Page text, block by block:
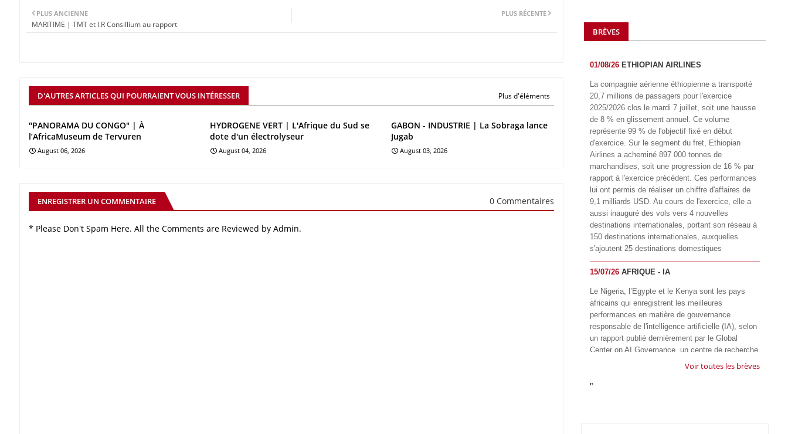
PLUS RÉCENTE
PLUS ANCIENNE
MARITIME | TMT et I.R Consillium au rapport
D'AUTRES ARTICLES QUI POURRAIENT VOUS INTÉRESSER Plus d'éléments
"PANORAMA DU CONGO" | À
l’AfricaMuseum de Tervuren
August 06, 2026
HYDROGENE VERT | L'Afrique du Sud se
dote d'un électrolyseur
August 04, 2026
GABON - INDUSTRIE | La Sobraga lance
Jugab
August 03, 2026
ENREGISTRER UN COMMENTAIRE 0 Commentaires
* Please Don't Spam Here. All the Comments are Reviewed by Admin.
BRÈVES
01/08/26 ETHIOPIAN AIRLINES
La compagnie aérienne éthiopienne a transporté
20,7 millions de passagers pour l'exercice
2025/2026 clos le mardi 7 juillet, soit une hausse
de 8 % en glissement annuel. Ce volume
représente 99 % de l'objectif fixé en début
d'exercice. Sur le segment du fret, Ethiopian
Airlines a acheminé 897 000 tonnes de
marchandises, soit une progression de 16 % par
rapport à l'exercice précédent. Ces performances
lui ont permis de réaliser un chiffre d'affaires de
9,1 milliards USD. Au cours de l'exercice, elle a
aussi inauguré des vols vers 4 nouvelles
destinations internationales, portant son réseau à
150 destinations internationales, auxquelles
s'ajoutent 25 destinations domestiques
15/07/26 AFRIQUE - IA
Le Nigeria, l’Egypte et le Kenya sont les pays
africains qui enregistrent les meilleures
performances en matière de gouvernance
responsable de l'intelligence artificielle (IA), selon
un rapport publié dernièrement par le Global
Center on AI Governance, un centre de recherche
basé en Afrique du Sud, qui œuvre à promouvoir
à l'échelle mondiale. Alors que l’IA transforme
Voir toutes les brèves
"